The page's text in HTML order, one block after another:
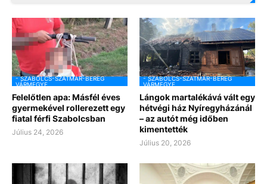
- SZABOLCS-SZATMÁR-BEREG
VÁRMEGYE
Felelőtlen apa: Másfél éves
gyermekével rollerezett egy
fiatal férfi Szabolcsban
Július 24, 2026
- SZABOLCS-SZATMÁR-BEREG
VÁRMEGYE
Lángok martalékává vált egy
hétvégi ház Nyíregyházánál
– az autót még időben
kimentették
Július 20, 2026